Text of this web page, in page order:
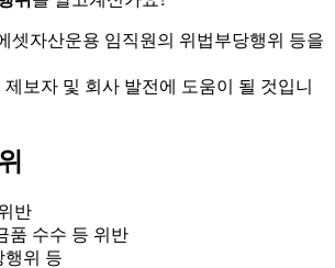
셋자산운용 임직원의 위법부당행위 등을
보자 및 회사 발전에 도움이 될 것입니
반
품 수수 등 위반
행위 등